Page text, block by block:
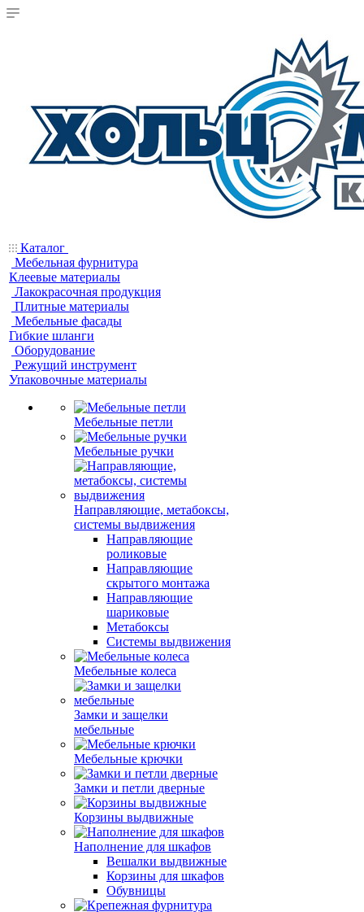
Каталог
Мебельная фурнитура
Клеевые материалы
Лакокрасочная продукция
Плитные материалы
Мебельные фасады
Гибкие шланги
Оборудование
Режущий инструмент
Упаковочные материалы
Мебельные петли
Мебельные ручки
Направляющие, метабоксы,
системы выдвижения
Направляющие
роликовые
Направляющие
скрытого монтажа
Направляющие
шариковые
Метабоксы
Системы выдвижения
Мебельные колеса
Замки и защелки
мебельные
Мебельные крючки
Замки и петли дверные
Корзины выдвижные
Наполнение для шкафов
Вешалки выдвижные
Корзины для шкафов
Обувницы